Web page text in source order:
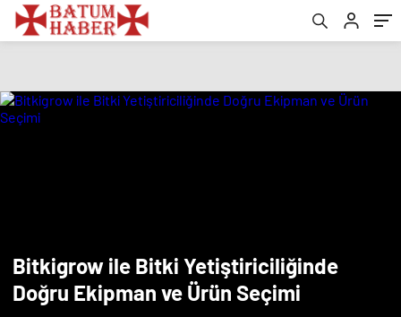
Bitkigrow ile Bitki Yetiştiriciliğinde
Doğru Ekipman ve Ürün Seçimi